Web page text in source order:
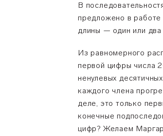
В
предложено в
длины — один или
Из равномерного
первой цифры числа
ненулевых
каждого члена
деле, это только
конечные
цифр? Желаем